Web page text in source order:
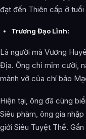
đạt đến Thiên cấp ở tuổi
Trương Đạo Lĩnh:
Là người mà Vương
Địa. Ông chỉ mỉm cười,
mảnh vỡ của chí bảo
Hiện tại, ông đã cùng
Siêu phàm, ông gia
giới Siêu Tuyệt Thế.